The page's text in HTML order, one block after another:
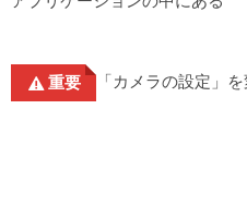
重要 「カメラの設定」を